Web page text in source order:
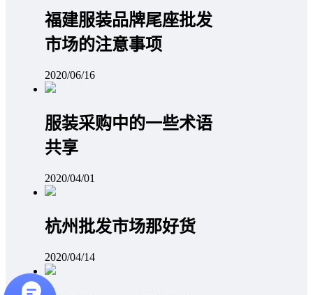
福建服装品牌尾座批发
市场的注意事项
2020/06/16
服装采购中的一些术语
共享
2020/04/01
杭州批发市场那好货
2020/04/14